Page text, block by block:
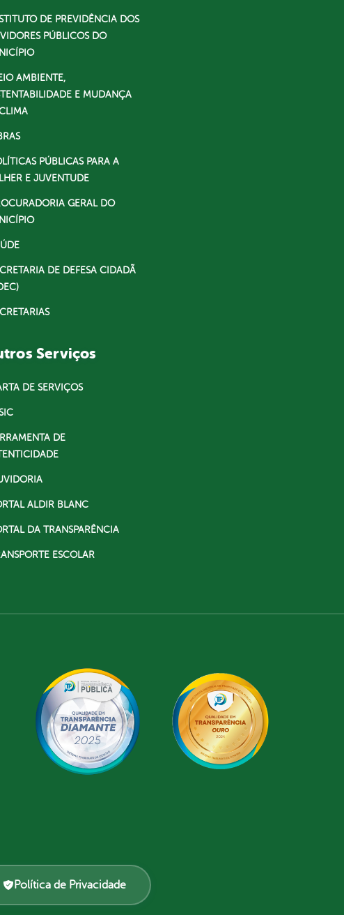
DE PREVIDÊNCIA DOS
PÚBLICOS DO
AMBIENTE,
E MUDANÇA
PÚBLICAS PARA A
E JUVENTUDE
GERAL DO
DE DEFESA CIDADÃ
Serviços
DE SERVIÇOS
DE
ALDIR BLANC
DA TRANSPARÊNCIA
ESCOLAR
Política de Privacidade